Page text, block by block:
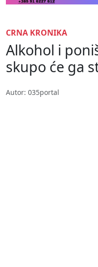
CRNA KRONIKA
Alkohol i
skupo će ga
Autor: 035portal